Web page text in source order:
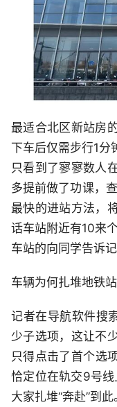
最适合北区新站房
下车后仅需步行1分
只看到了寥寥数人
多提前做了功课，
最快的进站方法，
话车站附近有10来
车站的向同学告诉记
车辆为何扎堆地铁
记者在导航软件搜
少子选项，这让不
只得点击了首个选
恰定位在轨交9号
大家扎堆“奔赴”到此